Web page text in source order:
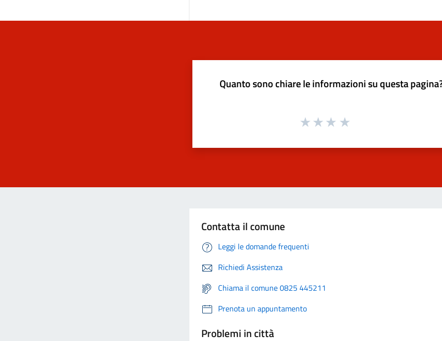
Quanto sono chiare le informazioni su questa
Contatta il comune
Leggi le domande frequenti
Richiedi Assistenza
Chiama il comune 0825 445211
Prenota un appuntamento
Problemi in città